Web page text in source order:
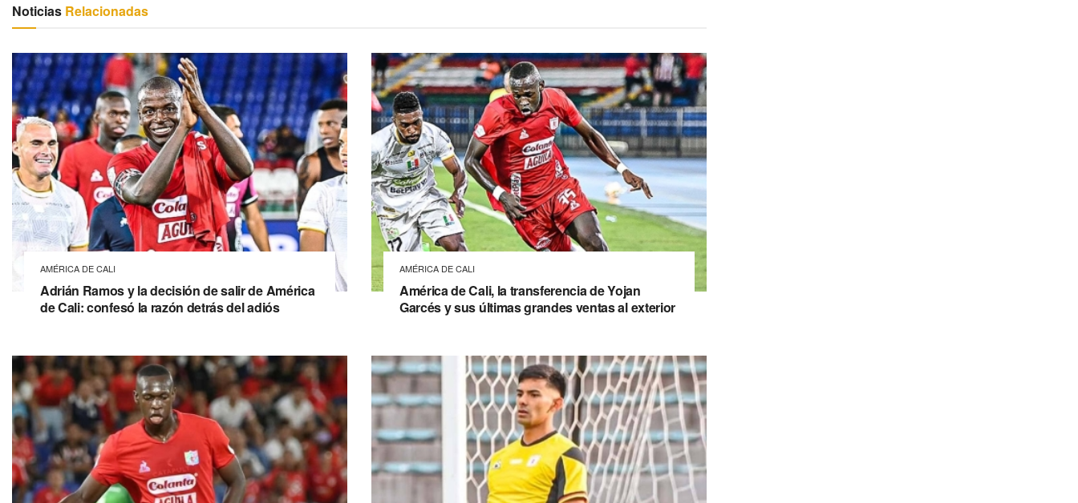
Noticias Relacionadas
AMÉRICA DE CALI
Adrián Ramos y la decisión de salir de América
de Cali: confesó la razón detrás del adiós
AMÉRICA DE CALI
América de Cali, la transferencia de Yojan
Garcés y sus últimas grandes ventas al exterior